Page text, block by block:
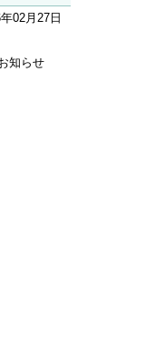
02月27日
知らせ